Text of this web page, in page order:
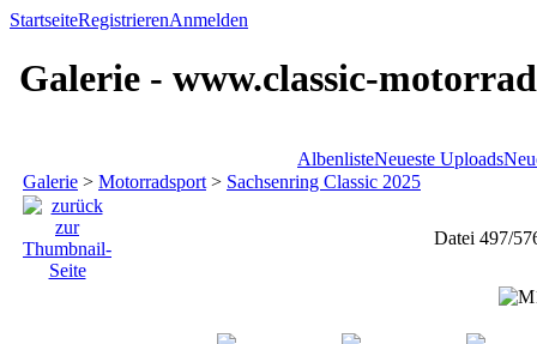
StartseiteRegistrierenAnmelden
Galerie - www.classic-
AlbenlisteNeueste Uploads
Galerie > Motorradsport > Sachsenring Classic 2025
Datei 497/